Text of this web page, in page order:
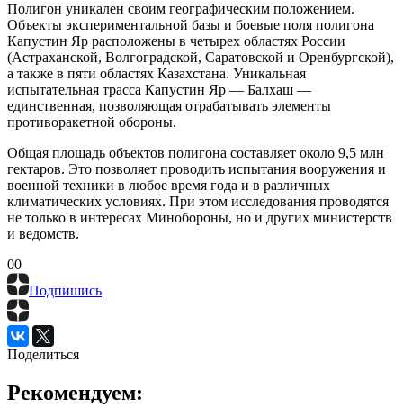
Полигон уникален своим географическим положением.
Объекты экспериментальной базы и боевые поля полигона
Капустин Яр расположены в четырех областях России
(Астраханской, Волгоградской, Саратовской и Оренбургской),
а также в пяти областях Казахстана. Уникальная
испытательная трасса Капустин Яр — Балхаш —
единственная, позволяющая отрабатывать элементы
противоракетной обороны.
Общая площадь объектов полигона составляет около 9,5 млн
гектаров. Это позволяет проводить испытания вооружения и
военной техники в любое время года и в различных
климатических условиях. При этом исследования проводятся
не только в интересах Минобороны, но и других министерств
и ведомств.
00
Подпишись
Поделиться
Рекомендуем: